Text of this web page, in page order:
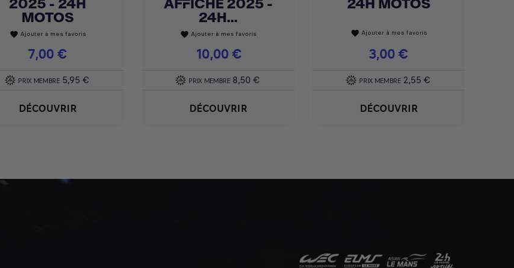
2025 - 24H
MOTOS
favorite Ajouter à mes favoris
Prix
7,00 €
PRIX MEMBRE 5,95 €
DÉCOUVRIR
AFFICHE 2025 -
24H...
favorite Ajouter à mes favoris
Prix
10,00 €
PRIX MEMBRE 8,50 €
DÉCOUVRIR
24H MOTOS
favorite Ajouter à mes favoris
Prix
3,00 €
PRIX MEMBRE 2,55 €
DÉCOUVRIR